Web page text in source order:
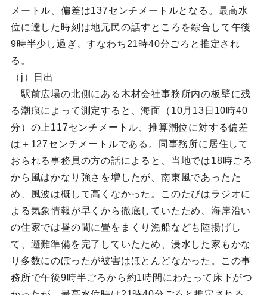
メートル、偏差は137センチメートルとなる。最高水
位に達した時刻は地元民の話すところを綜合して午後
9時半少し過ぎ、すなわち21時40分ごろと推定され
る。
（j）日出
駅前広場の北側にある木材会社事務所内の板壁に残
る潮痕によって測定すると、海面（10月13日10時40
分）の上117センチメートル、推算潮位に対する偏差
は＋127センチメートルである。同事務所に居住して
おられる事務員の方の話によると、当地では18時ごろ
から風はかなり強さを増したが、南東風であったた
め、風波は概して高くなかった。このたびはラジオに
よる気象情報が早くから徹底していたため、海岸沿い
の住家では昼の間に畳をまくり漁船なども陸揚げし
て、避難準備を完了していたため、浸水した家もかな
り多数にのぼったが被害はほとんどなかった。この事
務所で午後9時半ごろから約1時間にわたって床下がつ